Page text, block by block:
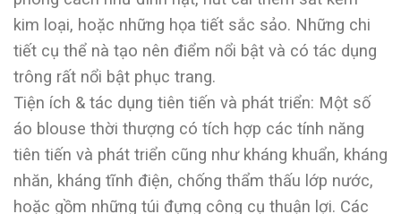
kim loại, hoặc những họa tiết sắc sảo. Những chi
tiết cụ thể nà tạo nên điểm nổi bật và có tác dụng
trông rất nổi bật phục trang.
Tiện ích & tác dụng tiên tiến và phát triển: Một số
áo blouse thời thượng có tích hợp các tính năng
tiên tiến và phát triển cũng như kháng khuẩn, kháng
nhăn, kháng tĩnh điện, chống thẩm thấu lớp nước,
hoặc gồm những túi đựng công cụ thuận lợi. Các